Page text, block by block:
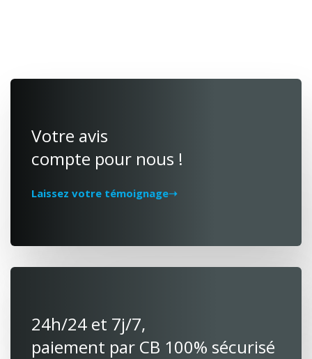
Votre avis
compte pour nous !
Laissez votre témoignage
24h/24 et 7j/7,
paiement par CB 100% sécurisé